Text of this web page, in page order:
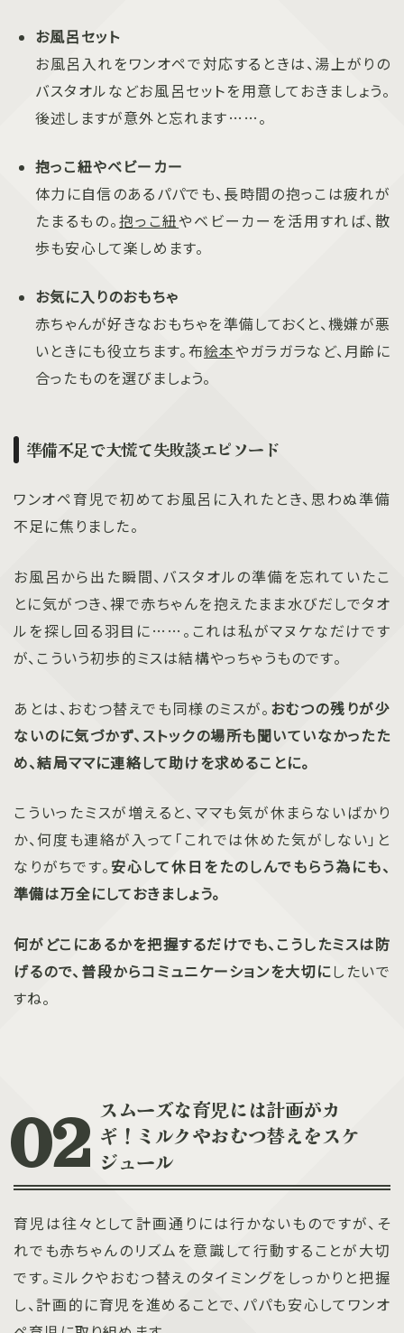
お風呂セット
お風呂入れをワンオペで対応するときは、湯上がりの
バスタオルなどお風呂セットを用意しておきましょう。
後述しますが意外と忘れます……。
抱っこ紐やベビーカー
体力に自信のあるパパでも、長時間の抱っこは疲れが
たまるもの。抱っこ紐やベビーカーを活用すれば、散
歩も安心して楽しめます。
お気に入りのおもちゃ
赤ちゃんが好きなおもちゃを準備しておくと、機嫌が悪
いときにも役立ちます。布絵本やガラガラなど、月齢に
合ったものを選びましょう。
準備不足で大慌て失敗談エピソード
ワンオペ育児で初めてお風呂に入れたとき、思わぬ準備
不足に焦りました。
お風呂から出た瞬間、バスタオルの準備を忘れていたこ
とに気がつき、裸で赤ちゃんを抱えたまま水びだしでタオ
ルを探し回る羽目に……。これは私がマヌケなだけです
が、こういう初歩的ミスは結構やっちゃうものです。
あとは、おむつ替えでも同様のミスが。 おむつの残りが少
ないのに気づかず、ストックの場所も聞いていなかったた
め、結局ママに連絡して助けを求めることに。
こういったミスが増えると、ママも気が休まらないばかり
か、何度も連絡が入って「これでは休めた気がしない」と
なりがちです。 安心して休日をたのしんでもらう為にも、
準備は万全にしておきましょう。
何がどこにあるかを把握するだけでも、こうしたミスは防
げるので、普段からコミュニケーションを大切にしたいで
すね。
スムーズな育児には計画がカ
ギ！ミルクやおむつ替えをスケ
ジュール
育児は往々として計画通りには行かないものですが、そ
れでも赤ちゃんのリズムを意識して行動することが大切
です。ミルクやおむつ替えのタイミングをしっかりと把握
し、計画的に育児を進めることで、パパも安心してワンオ